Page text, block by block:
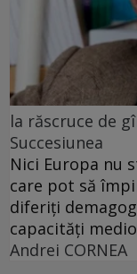
la răscruce de
Succesiunea
Nici Europa nu
care pot să
diferiți
capacități
Andrei CORNEA